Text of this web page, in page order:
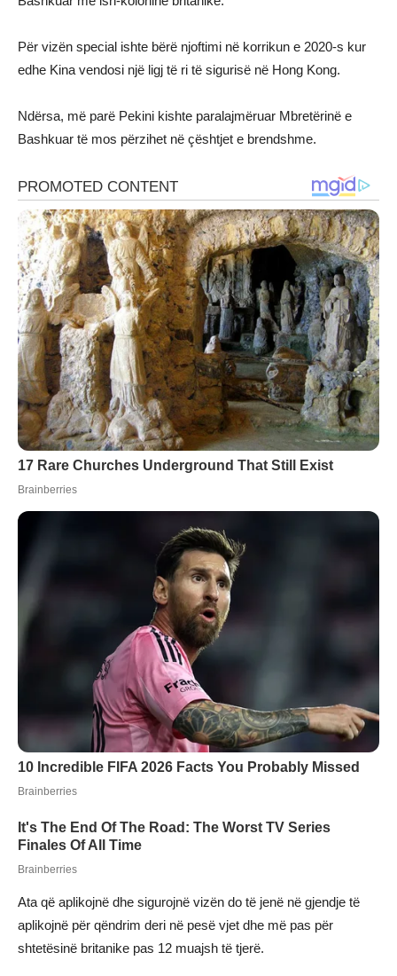
Për vizën special ishte bërë njoftimi në korrikun e 2020-s kur
edhe Kina vendosi një ligj të ri të sigurisë në Hong Kong.
Ndërsa, më parë Pekini kishte paralajmëruar Mbretërinë e
Bashkuar të mos përzihet në çështjet e brendshme.
Ata që aplikojnë dhe sigurojnë vizën do të jenë në gjendje të
aplikojnë për qëndrim deri në pesë vjet dhe më pas për
shtetësinë britanike pas 12 muajsh të tjerë.